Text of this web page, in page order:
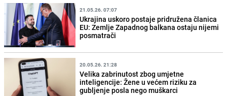
21.05.26. 07:07
Ukrajina uskoro postaje pridružena članica
EU: Zemlje Zapadnog balkana ostaju nijemi
posmatrači
20.05.26. 21:28
Velika zabrinutost zbog umjetne
inteligencije: Žene u većem riziku za
gubljenje posla nego muškarci